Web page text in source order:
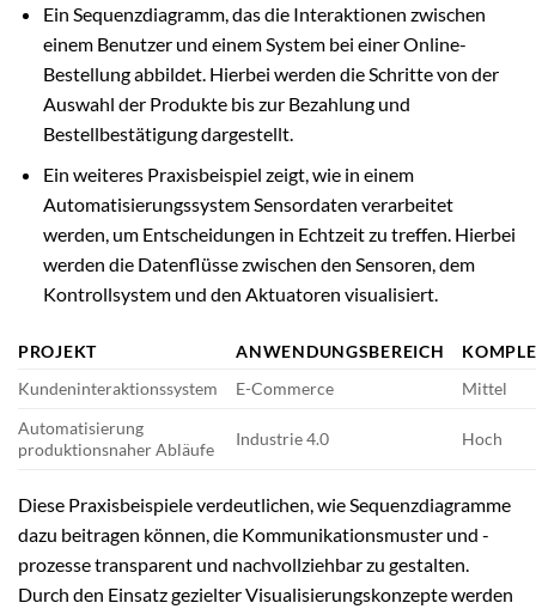
Ein Sequenzdiagramm, das die Interaktionen zwischen
einem Benutzer und einem System bei einer Online-
Bestellung abbildet. Hierbei werden die Schritte von der
Auswahl der Produkte bis zur Bezahlung und
Bestellbestätigung dargestellt.
Ein weiteres Praxisbeispiel zeigt, wie in einem
Automatisierungssystem Sensordaten verarbeitet
werden, um Entscheidungen in Echtzeit zu treffen. Hierbei
werden die Datenflüsse zwischen den Sensoren, dem
Kontrollsystem und den Aktuatoren visualisiert.
PROJEKT ANWENDUNGSBEREICH
Kundeninteraktionssystem
E-Commerce
Mittel
Automatisierung
produktionsnaher Abläufe
Industrie 4.0 Hoch
Diese Praxisbeispiele verdeutlichen, wie Sequenzdiagramme
dazu beitragen können, die Kommunikationsmuster und -
prozesse transparent und nachvollziehbar zu gestalten.
Durch den Einsatz gezielter Visualisierungskonzepte werden